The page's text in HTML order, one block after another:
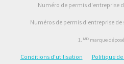
Numéro de permis d'entreprise
Numéros de permis d'entreprise de
1. ᴹᴰ marque
Conditions d'utilisation Politique